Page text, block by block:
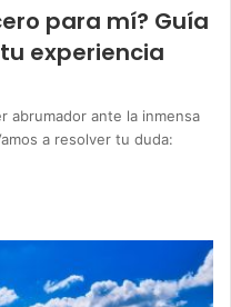
para mí? Guía
experiencia
abrumador ante la inmensa
a resolver tu duda: